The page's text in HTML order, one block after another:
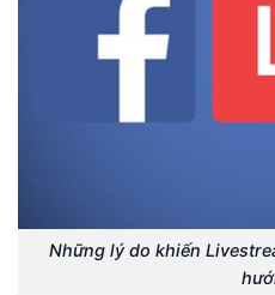
Những lý do khiến